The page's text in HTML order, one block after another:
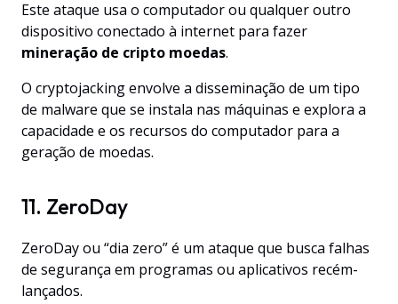
Este ataque usa o computador ou qualquer outro
dispositivo conectado à internet para fazer
mineração de cripto moedas.
O cryptojacking envolve a disseminação de um tipo
de malware que se instala nas máquinas e explora a
capacidade e os recursos do computador para a
geração de moedas.
11. ZeroDay
ZeroDay ou “dia zero” é um ataque que busca falhas
de segurança em programas ou aplicativos recém-
lançados.